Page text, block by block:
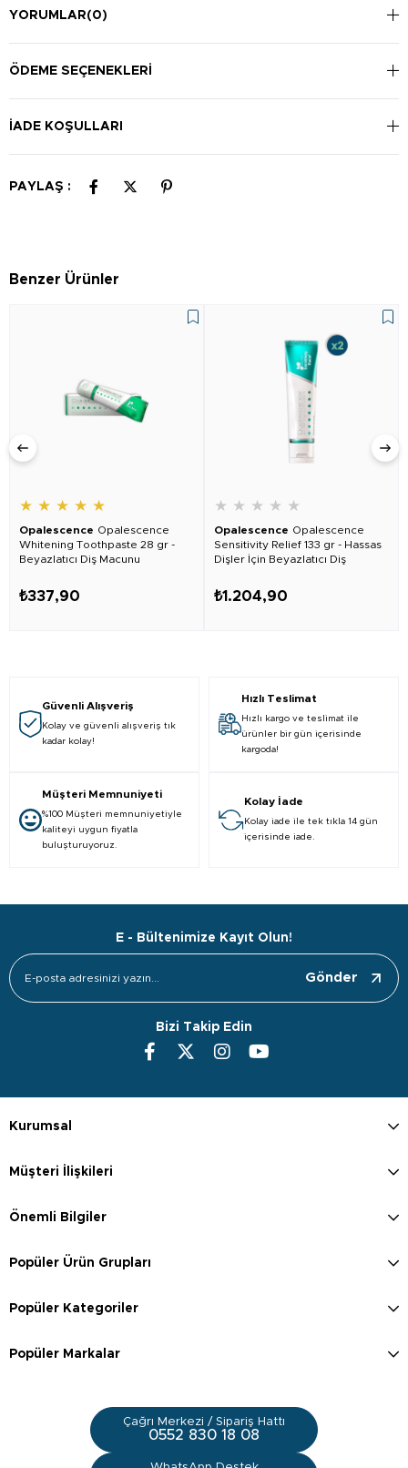
YORUMLAR(0)
ÖDEME SEÇENEKLERI
İADE KOŞULLARI
PAYLAŞ :
Benzer Ürünler
★ ★ ★ ★ ★
Opalescence Opalescence
Whitening Toothpaste 28 gr -
Beyazlatıcı Diş Macunu
₺337,90
★ ★ ★ ★ ★
Opalescence Opalescence
Sensitivity Relief 133 gr - Hassas
Dişler İçin Beyazlatıcı Diş
₺1.204,90
Güvenli Alışveriş
Kolay ve güvenli alışveriş tık
kadar kolay!
Hızlı Teslimat
Hızlı kargo ve teslimat ile
ürünler bir gün içerisinde
kargoda!
Müşteri Memnuniyeti
%100 Müşteri memnuniyetiyle
kaliteyi uygun fiyatla
buluşturuyoruz.
Kolay İade
Kolay iade ile tek tıkla 14 gün
içerisinde iade.
E - Bültenimize Kayıt Olun!
Gönder
Bizi Takip Edin
Kurumsal
Müşteri İlişkileri
Önemli Bilgiler
Popüler Ürün Grupları
Popüler Kategoriler
Popüler Markalar
Çağrı Merkezi / Sipariş Hattı
0552 830 18 08